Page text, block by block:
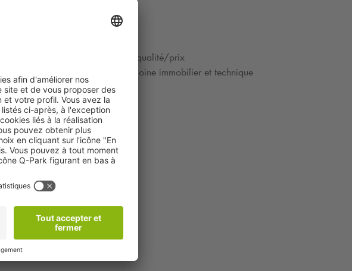
et services au meilleur rapport qualité/prix
et de renouvellement du patrimoine immobilier et technique